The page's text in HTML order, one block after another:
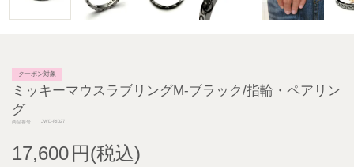
クーポン対象
ミッキーマウスラブリングM-ブラック/指輪・ペアリン
グ
商品番号 JWD-RI027
17,600